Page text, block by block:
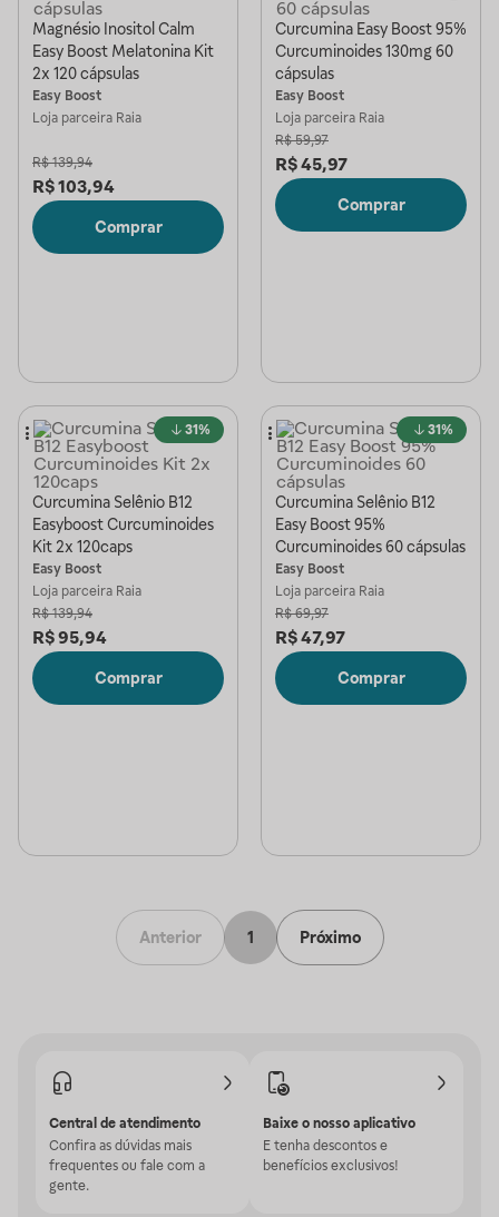
Magnésio Inositol Calm
Easy Boost Melatonina Kit
2x 120 cápsulas
Easy Boost
Loja parceira Raia
R$ 139,94
R$103,94
Comprar
Curcumina Easy Boost 95%
Curcuminoides 130mg 60
cápsulas
Easy Boost
Loja parceira Raia
R$ 59,97
R$45,97
Comprar
31%
Curcumina Selênio B12
Easyboost Curcuminoides
Kit 2x 120caps
Easy Boost
Loja parceira Raia
R$ 139,94
R$95,94
Comprar
31%
Curcumina Selênio B12
Easy Boost 95%
Curcuminoides 60 cápsulas
Easy Boost
Loja parceira Raia
R$ 69,97
R$47,97
Comprar
Anterior 1 Próximo
Central de atendimento
Confira as dúvidas mais
frequentes ou fale com a
gente.
Baixe o nosso aplicativo
E tenha descontos e
benefícios exclusivos!